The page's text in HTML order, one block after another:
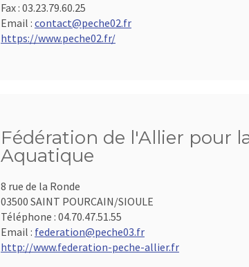
Fax : 03.23.79.60.25
Email : contact@peche02.fr
https://www.peche02.fr/
Fédération de l'Allier pour
Aquatique
8 rue de la Ronde
03500 SAINT POURCAIN/SIOULE
Téléphone : 04.70.47.51.55
Email : federation@peche03.fr
http://www.federation-peche-allier.fr